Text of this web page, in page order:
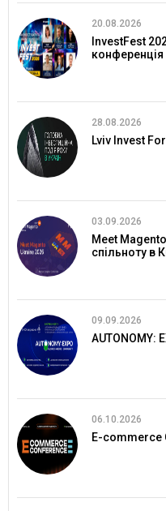
20.08.2026
InvestFest
конференція
28.08.2026
Lviv Invest
03.09.2026
Meet
спільноту в
09.09.2026
AUTONOMY:
06.10.2026
E-commerce